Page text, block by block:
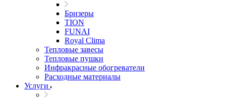
Бризеры
TION
FUNAI
Royal Clima
Тепловые завесы
Тепловые пушки
Инфракрасные обогреватели
Расходные материалы
Услуги